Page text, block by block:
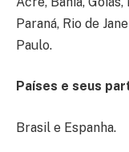
Paraná, Rio de
Paulo.
Países e seus
Brasil e Espanha.